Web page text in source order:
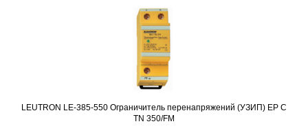
Подробнее
LEUTRON LE-385-550 Ограничитель перенапряжений (УЗИП) EP C
TN 350/FM